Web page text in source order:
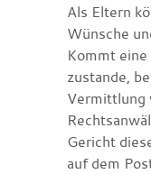
Als Eltern
Wünsche
Kommt
zustande,
Vermittlung
Gericht
auf dem